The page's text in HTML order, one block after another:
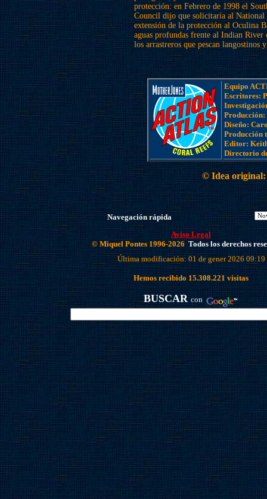
protección: en Febrero de 1998 el
Council dijo que solicitaría al National
extensión de la protección al Oculina
aguas profundas frente al Indian River
los arrastreros que pescan langostinos
Equipo
Escritores:
Diseño:
Producción
Editor:
Directorio
© Idea
Navegación rápida
Aviso Legal
© Miquel Pontes 1996-2026 Todos los derechos
Última modificación: 01 de gener 2026 09:19
Hemos recibido 15.308.221 visitas
BUSCAR con